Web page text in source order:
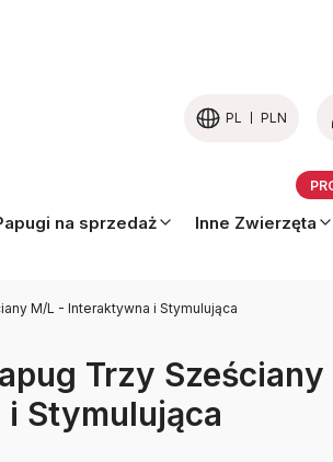
PL PLN
na sprzedaż Inne Zwierzęta
M/L - Interaktywna i Stymulująca
Trzy Sześciany
Stymulująca